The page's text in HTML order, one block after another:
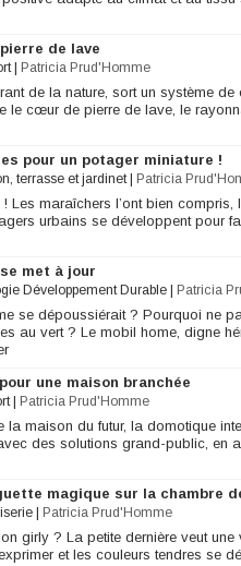
de lave
| Patricia Prud'Homme
de la nature, sort un système
le cœur de pierre de lave, le
pour un potager miniature !
terrasse et jardinet| Patricia
Les maraîchers l’ont bien
urbains se développent pour
met à jour
Développement Durable Patricia
se dépoussiérait ? Pourquoi ne
au vert ? Le mobil home, digne
une maison branchée
| Patricia Prud'Homme
la maison du futur, la domotique
des solutions grand-public, en
magique sur la chambre
Patricia Prud'Homme
girly ? La petite dernière veut
et les couleurs tendres se